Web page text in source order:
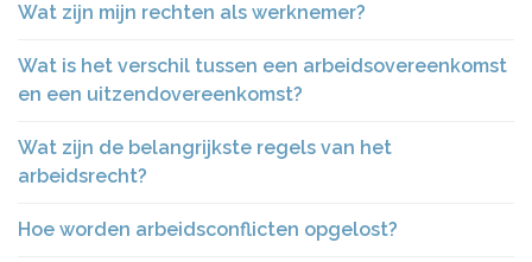
Wat zijn mijn rechten als werknemer?
Wat is het verschil tussen een arbeidsovereenkomst
en een uitzendovereenkomst?
Wat zijn de belangrijkste regels van het
arbeidsrecht?
Hoe worden arbeidsconflicten opgelost?